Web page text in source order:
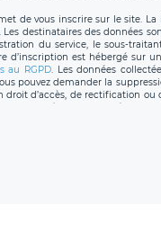
de vous inscrire sur le site.
Les destinataires des données
du service, le sous-
d’inscription est hébergé sur
au RGPD. Les données
pouvez demander la
droit d’accès, de rectification
portabilité de vos données.
au siège social de
Vous